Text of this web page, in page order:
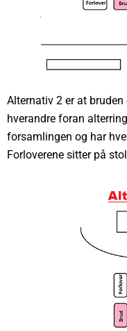
Alternativ 2 er at
hverandre foran
forsamlingen og har
Forloverene sitter på